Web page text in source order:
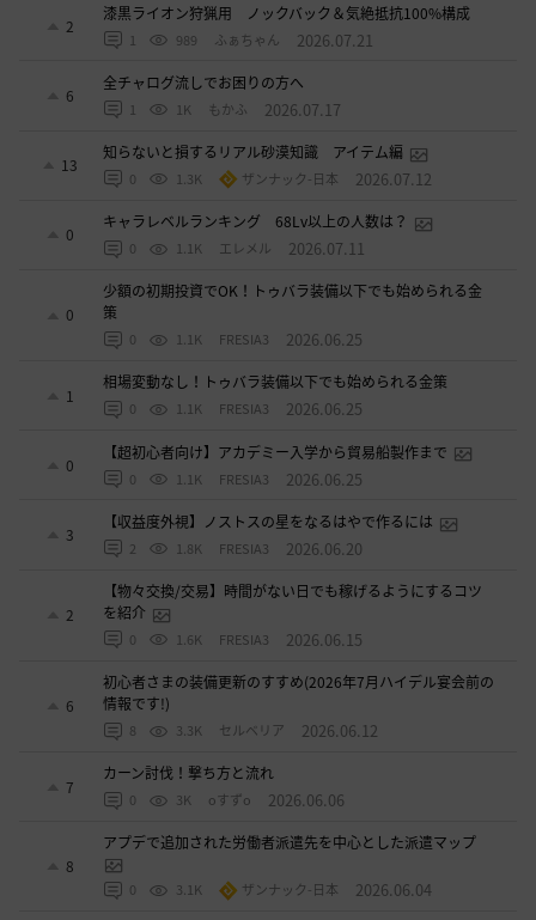
2
漆黒ライオン狩猟用 ノックバック＆気絶抵抗100%構成
1 989 ふぁちゃん 2026.07.21
6
全チャログ流しでお困りの方へ
1 1K もかふ 2026.07.17
13
知らないと損するリアル砂漠知識 アイテム編
0 1.3K ザンナック-日本 2026.07.12
0
キャラレベルランキング 68Lv以上の人数は？
0 1.1K エレメル 2026.07.11
0
少額の初期投資でOK！トゥバラ装備以下でも始められる金
策
0 1.1K FRESIA3 2026.06.25
1
相場変動なし！トゥバラ装備以下でも始められる金策
0 1.1K FRESIA3 2026.06.25
0
【超初心者向け】アカデミー入学から貿易船製作まで
0 1.1K FRESIA3 2026.06.25
3
【収益度外視】ノストスの星をなるはやで作るには
2 1.8K FRESIA3 2026.06.20
2
【物々交換/交易】時間がない日でも稼げるようにするコツ
を紹介
0 1.6K FRESIA3 2026.06.15
6
初心者さまの装備更新のすすめ(2026年7月ハイデル宴会前の
情報です!)
8 3.3K セルベリア 2026.06.12
7
カーン討伐！撃ち方と流れ
0 3K oすずo 2026.06.06
8
アプデで追加された労働者派遣先を中心とした派遣マップ
0 3.1K ザンナック-日本 2026.06.04